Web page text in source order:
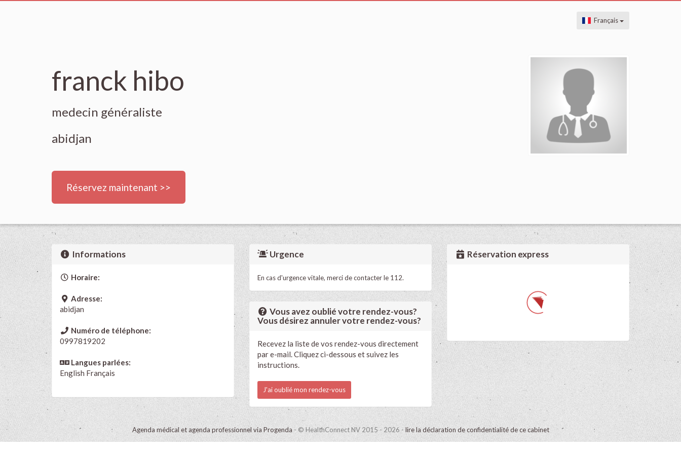
Français
franck hibo
medecin généraliste
abidjan
Réservez maintenant >>
Informations
Horaire:
Adresse:
abidjan
Numéro de téléphone:
0997819202
Langues parlées:
English Français
Urgence
En cas d'urgence vitale, merci de contacter le 112.
Vous avez oublié votre rendez-vous?
Vous désirez annuler votre rendez-vous?
Recevez la liste de vos rendez-vous directement
par e-mail. Cliquez ci-dessous et suivez les
instructions.
J'ai oublié mon rendez-vous
Réservation express
Agenda médical et agenda professionnel via Progenda - © HealthConnect NV 2015 - 2026 -lire la déclaration de confidentialité de ce cabinet